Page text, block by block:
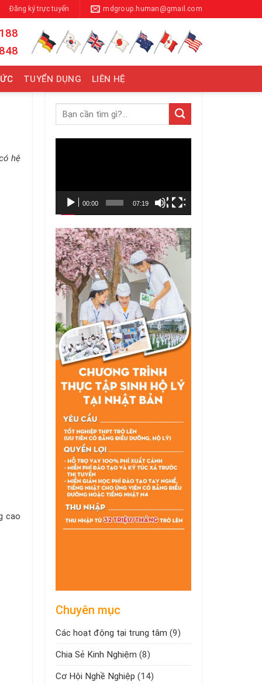
Đăng ký trực tuyến mdgroup.human@gmail.com
TUYỂN DỤNG LIÊN HỆ
hệ
cao
00:00 07:19
Chuyên mục
Các hoạt động tại trung tâm (9)
Chia Sẻ Kinh Nghiệm (8)
Cơ Hội Nghề Nghiệp (14)